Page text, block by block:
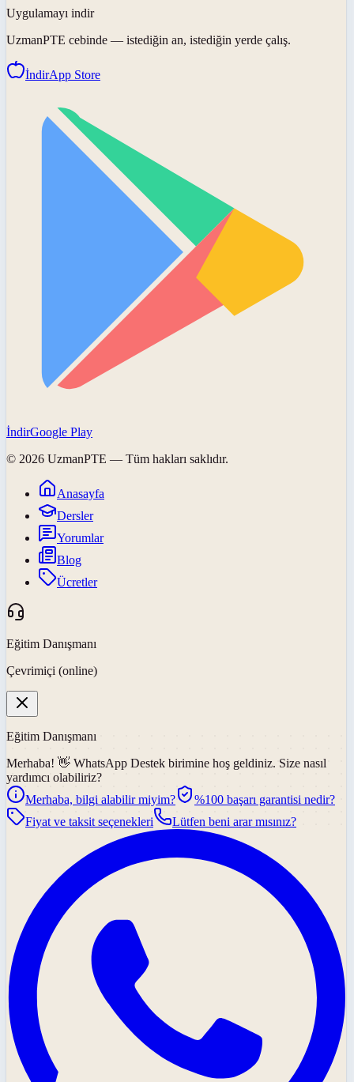
Uygulamayı indir
UzmanPTE cebinde — istediğin an, istediğin yerde çalış.
İndirApp Store
İndirGoogle Play
© 2026 UzmanPTE — Tüm hakları saklıdır.
Anasayfa
Dersler
Yorumlar
Blog
Ücretler
Eğitim Danışmanı
Çevrimiçi (online)
Eğitim Danışmanı
Merhaba! 👋 WhatsApp Destek birimine hoş geldiniz. Size nasıl
yardımcı olabiliriz?
Merhaba, bilgi alabilir miyim?
%100 başarı garantisi nedir?
Fiyat ve taksit seçenekleri
Lütfen beni arar mısınız?